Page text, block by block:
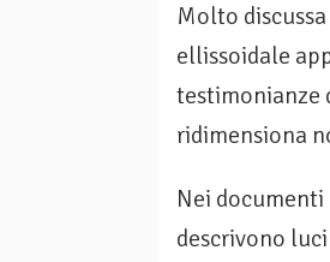
Molto
ellissoidale
testimonianze
ridimensiona
Nei
descrivono